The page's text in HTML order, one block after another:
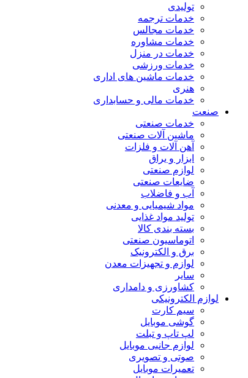
تولیدی
خدمات ترجمه
خدمات مجالس
خدمات مشاوره
خدمات در منزل
خدمات ورزشی
خدمات ماشین های اداری
هنری
خدمات مالی و حسابداری
صنعت
خدمات صنعتی
ماشین آلات صنعتی
آهن آلات و فلزات
ابزار و یراق
لوازم صنعتی
ضایعات صنعتی
آب و فاضلاب
مواد شیمیایی و معدنی
تولید مواد غذایی
بسته بندی کالا
اتوماسیون صنعتی
برق و الکترونیک
لوازم و تجهیزات معدن
سایر
کشاورزی و دامداری
لوازم الکترونیکی
سیم کارت
گوشی موبایل
لپ تاپ و تبلت
لوازم جانبی موبایل
صوتی و تصویری
تعمیرات موبایل